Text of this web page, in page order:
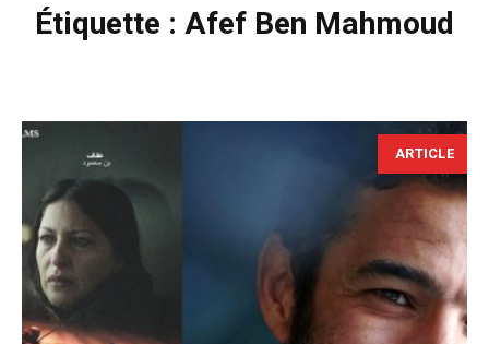
Étiquette : Afef Ben Mahmoud
ARTICLE